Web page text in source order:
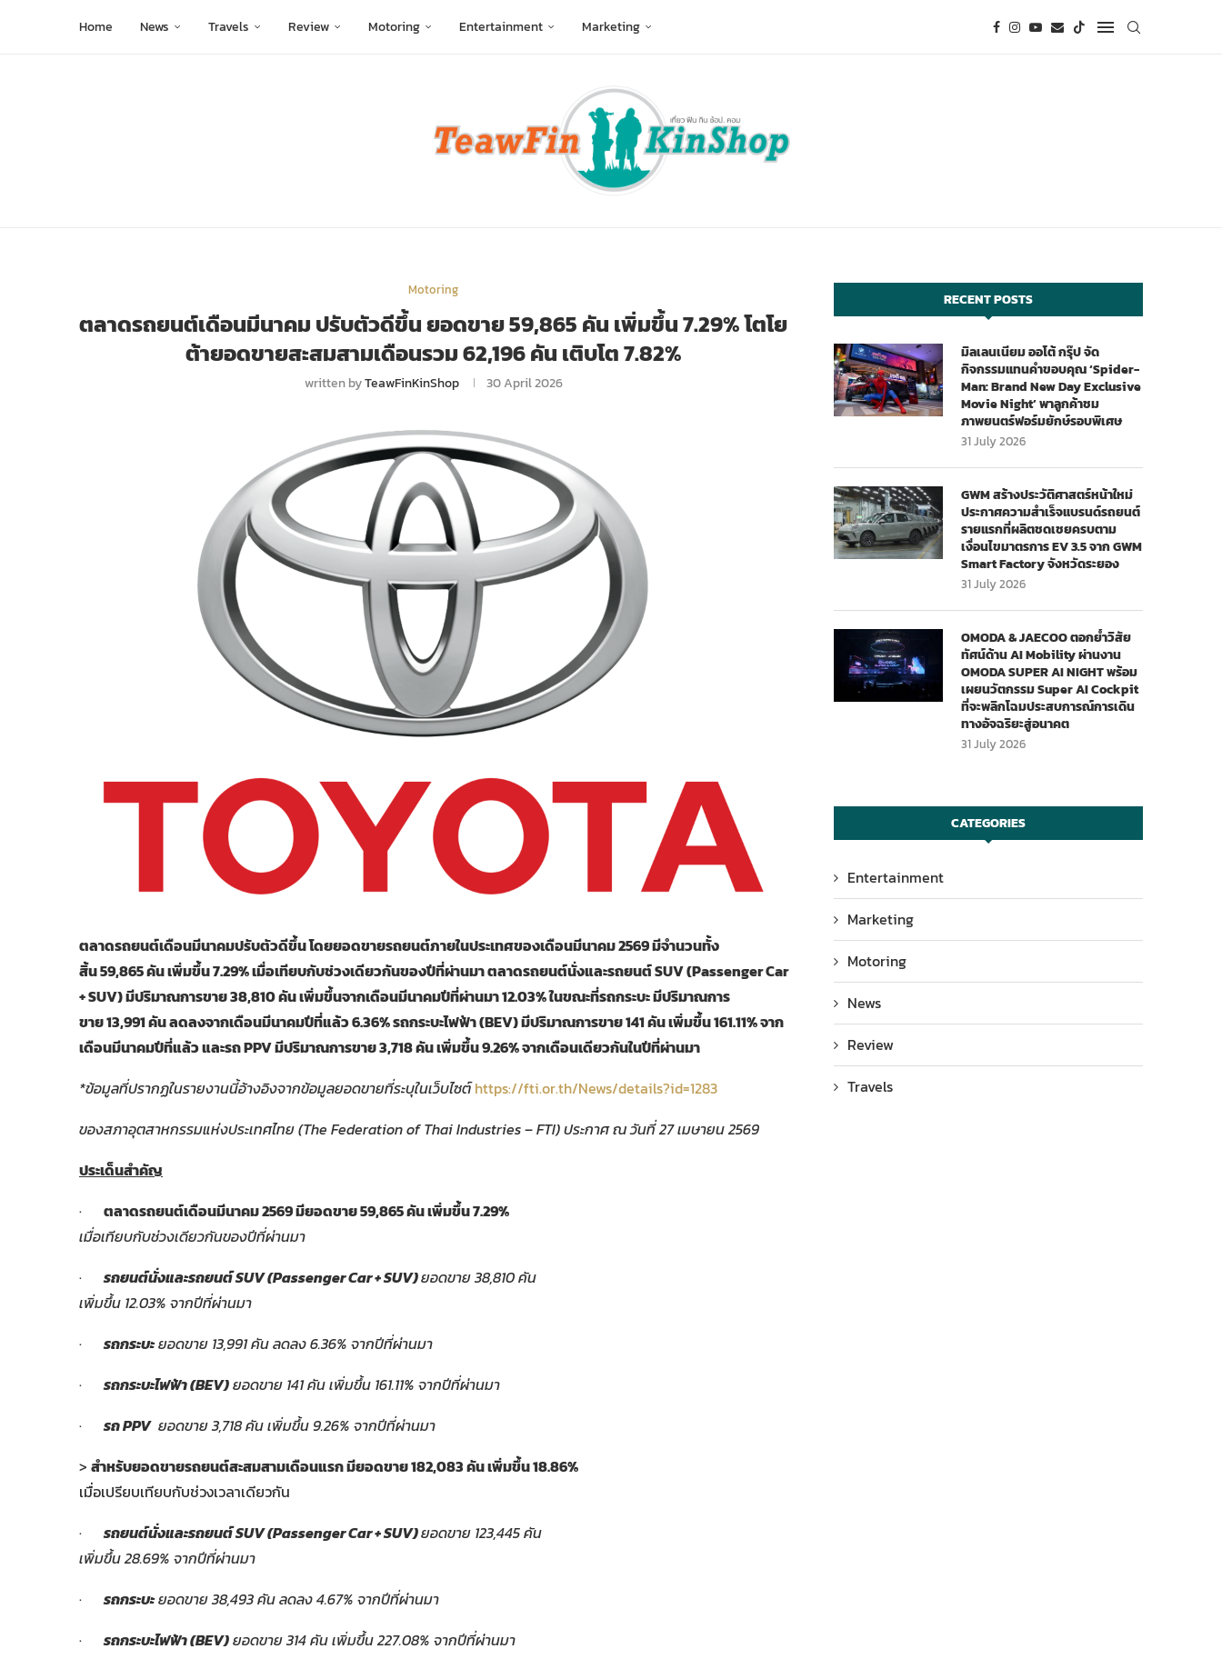
Home News Travels Review Motoring Entertainment Marketing
Motoring
ตลาดรถยนต์เดือนมีนาคม ปรับตัวดีขึ้น ยอดขาย 59,865 คัน เพิ่มขึ้น 7.29% โตโย
ต้ายอดขายสะสมสามเดือนรวม 62,196 คัน เติบโต 7.82%
written byTeawFinKinShop 30 April 2026
ตลาดรถยนต์เดือนมีนาคมปรับตัวดีขึ้น โดยยอดขายรถยนต์ภายในประเทศของเดือนมีนาคม 2569 มีจำนวนทั้ง
สิ้น 59,865 คัน เพิ่มขึ้น 7.29% เมื่อเทียบกับช่วงเดียวกันของปีที่ผ่านมา ตลาดรถยนต์นั่งและรถยนต์ SUV (Passenger Car
+ SUV) มีปริมาณการขาย 38,810 คัน เพิ่มขึ้นจากเดือนมีนาคมปีที่ผ่านมา 12.03% ในขณะที่รถกระบะ มีปริมาณการ
ขาย 13,991 คัน ลดลงจากเดือนมีนาคมปีที่แล้ว 6.36% รถกระบะไฟฟ้า (BEV) มีปริมาณการขาย 141 คัน เพิ่มขึ้น 161.11% จาก
เดือนมีนาคมปีที่แล้ว และรถ PPV มีปริมาณการขาย 3,718 คัน เพิ่มขึ้น 9.26% จากเดือนเดียวกันในปีที่ผ่านมา
*ข้อมูลที่ปรากฏในรายงานนี้อ้างอิงจากข้อมูลยอดขายที่ระบุในเว็บไซต์ https://fti.or.th/News/details?id=1283
ของสภาอุตสาหกรรมแห่งประเทศไทย (The Federation of Thai Industries – FTI)ประกาศ ณ วันที่27เมษายน2569
ประเด็นสำคัญ
· ตลาดรถยนต์เดือนมีนาคม2569มียอดขาย59,865คันเพิ่มขึ้น7.29%
เมื่อเทียบกับช่วงเดียวกันของปีที่ผ่านมา
·รถยนต์นั่งและรถยนต์SUV (Passenger Car + SUV)ยอดขาย38,810คัน
เพิ่มขึ้น 12.03% จากปีที่ผ่านมา
·รถกระบะยอดขาย 13,991คัน ลดลง6.36% จากปีที่ผ่านมา
·รถกระบะไฟฟ้า(BEV)ยอดขาย 141คัน เพิ่มขึ้น 161.11% จากปีที่ผ่านมา
·รถPPV ยอดขาย3,718คัน เพิ่มขึ้น9.26% จากปีที่ผ่านมา
> สำหรับยอดขายรถยนต์สะสมสามเดือนแรก มียอดขาย182,083คัน เพิ่มขึ้น18.86%
เมื่อเปรียบเทียบกับช่วงเวลาเดียวกัน
·รถยนต์นั่งและรถยนต์SUV(Passenger Car + SUV)ยอดขาย 123,445คัน
เพิ่มขึ้น28.69% จากปีที่ผ่านมา
·รถกระบะยอดขาย38,493คัน ลดลง4.67% จากปีที่ผ่านมา
·รถกระบะไฟฟ้า(BEV)ยอดขาย314คัน เพิ่มขึ้น227.08% จากปีที่ผ่านมา
RECENT POSTS
มิลเลนเนียม ออโต้ กรุ๊ป จัด
กิจกรรมแทนคำขอบคุณ ‘Spider-
Man: Brand New Day Exclusive
Movie Night’ พาลูกค้าชม
ภาพยนตร์ฟอร์มยักษ์รอบพิเศษ
31 July 2026
GWM สร้างประวัติศาสตร์หน้าใหม่
ประกาศความสำเร็จแบรนด์รถยนต์
รายแรกที่ผลิตชดเชยครบตาม
เงื่อนไขมาตรการ EV 3.5 จาก GWM
Smart Factory จังหวัดระยอง
31 July 2026
OMODA & JAECOO ตอกย้ำวิสัย
ทัศน์ด้าน AI Mobility ผ่านงาน
OMODA SUPER AI NIGHT พร้อม
เผยนวัตกรรม Super AI Cockpit
ที่จะพลิกโฉมประสบการณ์การเดิน
ทางอัจฉริยะสู่อนาคต
31 July 2026
CATEGORIES
Entertainment
Marketing
Motoring
News
Review
Travels